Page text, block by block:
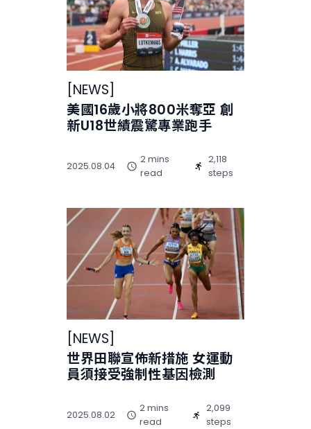
NEWS
美國16歲小將800米奪亞 創
新U18世績震驚專業跑手
2025.08.04
2 mins
read
2,118
steps
NEWS
世界田聯宣佈新措施 女運動
員須接受強制性基因檢測
2025.08.02
2 mins
read
2,099
steps